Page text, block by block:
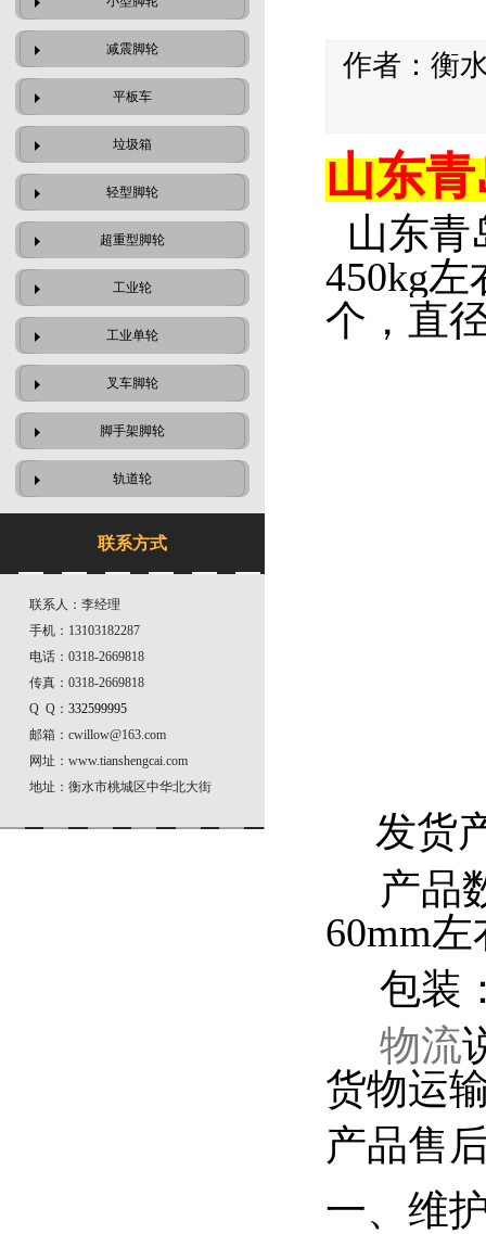
减震脚轮
平板车
垃圾箱
轻型脚轮
超重型脚轮
工业轮
工业单轮
叉车脚轮
脚手架脚轮
轨道轮
联系方式
联系人：李经理
手机：13103182287
电话：0318-2669818
传真：0318-2669818
Q Q： 332599995
邮箱：cwillow@163.com
网址：www.tianshengcai.com
地址：衡水市桃城区中华北大街
作者：衡
山东
山东青
450kg
个 ，直
发货
产品
60mm左
包装
物流
货物运
产品售
一、维